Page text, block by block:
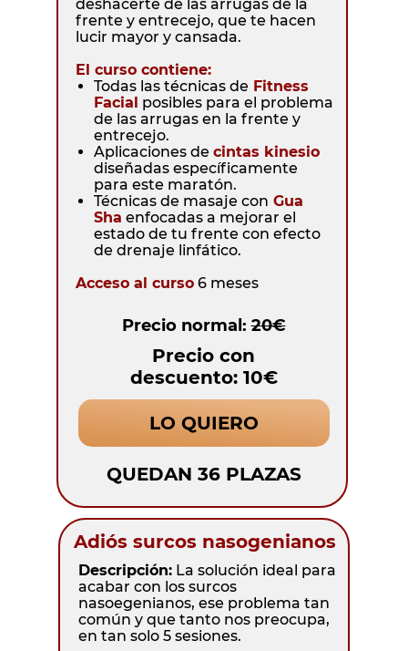
Descripción: La solución ideal para
acabar con los surcos
nasoegenianos, ese problema tan
común y que tanto nos preocupa,
en tan solo 5 sesiones.
Adiós surcos nasogenianos
QUEDAN 36 PLAZAS
LO QUIERO
Precio con
descuento: 10€
Precio normal:20€
deshacerte de las arrugas de la
frente y entrecejo, que te hacen
lucir mayor y cansada.
El curso contiene:
Todas las técnicas de Fitness
Facial posibles para el problema
de las arrugas en la frente y
entrecejo.
Aplicaciones de cintas kinesio
diseñadas específicamente
para este maratón.
Técnicas de masaje con Gua
Sha enfocadas a mejorar el
estado de tu frente con efecto
de drenaje linfático.
Acceso al curso 6 meses